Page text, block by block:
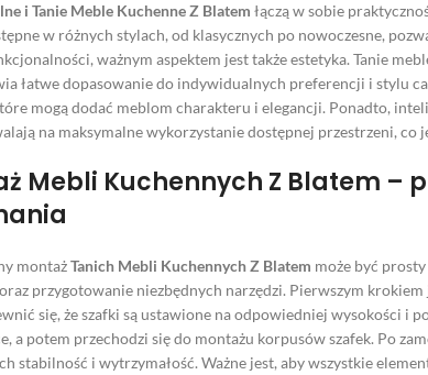
i Tanie Meble Kuchenne Z Blatem łączą w sobie
w różnych stylach, od klasycznych po nowoczesne,
ważnym aspektem jest także estetyka. Tanie
łatwe dopasowanie do indywidualnych preferencji i stylu
mogą dodać meblom charakteru i elegancji. Ponadto,
na maksymalne wykorzystanie dostępnej przestrzeni, co
Mebli Kuchennych Z Blatem –
montażTanich Mebli Kuchennych Z Blatem może być
przygotowanie niezbędnych narzędzi. Pierwszym krokiem
się, że szafki są ustawione na odpowiedniej wysokości i
a potem przechodzi się do montażu korpusów szafek. Po
stabilność i wytrzymałość. Ważne jest, aby wszystkie